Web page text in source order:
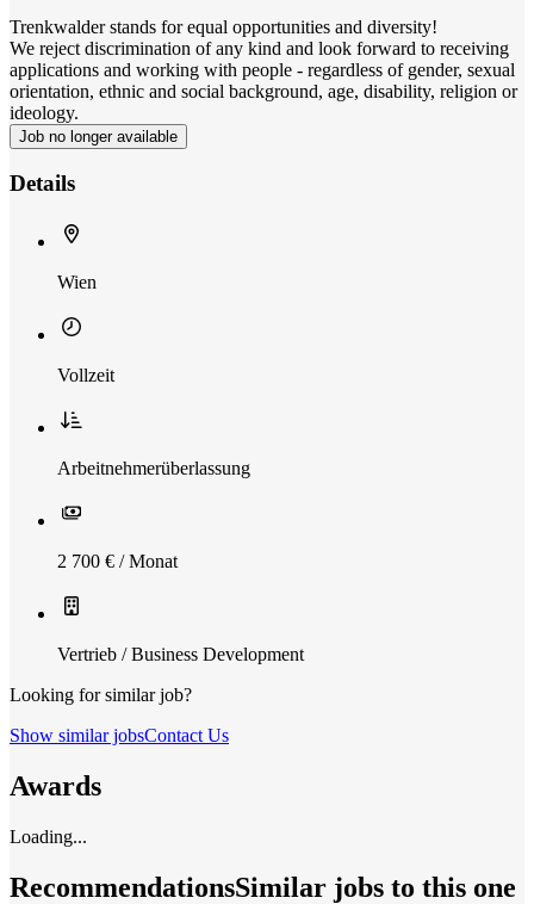
Trenkwalder stands for equal opportunities and diversity!
We reject discrimination of any kind and look forward to receiving
applications and working with people - regardless of gender, sexual
orientation, ethnic and social background, age, disability, religion or
ideology.
Job no longer available
Details
Wien
Vollzeit
Arbeitnehmerüberlassung
2 700 € / Monat
Vertrieb / Business Development
Looking for similar job?
Show similar jobsContact Us
Awards
Loading...
RecommendationsSimilar jobs to this one